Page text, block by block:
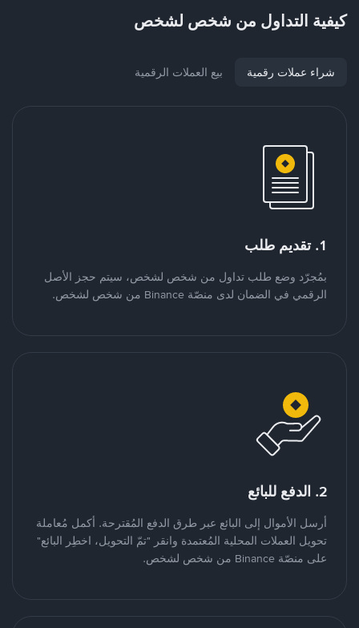
كيفية التداول من شخص لشخص
شراء عملات رقمية بيع العملات الرقمية
1. تقديم طلب
بمُجرّد وضع طلب تداول من شخص لشخص، سيتم حجز الأصل
الرقمي في الضمان لدى منصّة Binance من شخص لشخص.
2. الدفع للبائع
أرسل الأموال إلى البائع عبر طرق الدفع المُقترحة. أكمل مُعاملة
تحويل العملات المحلية المُعتمدة وانقر "تمّ التحويل، اخطِر البائع"
على منصّة Binance من شخص لشخص.